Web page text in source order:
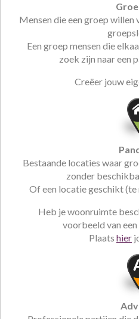
Mensen die een groep willen
Een groep mensen die
zoek zijn naar een
Creëer jouw
Bestaande locaties waar
zonder
Of een locatie geschikt
Heb je woonruimte
voorbeeld van
Plaats hier